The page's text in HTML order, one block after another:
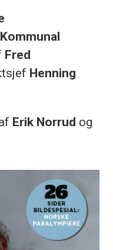
Kommunal
Fred
Henning
Erik Norrud og